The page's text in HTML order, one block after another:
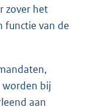
zover het
functie van de
bij
aan